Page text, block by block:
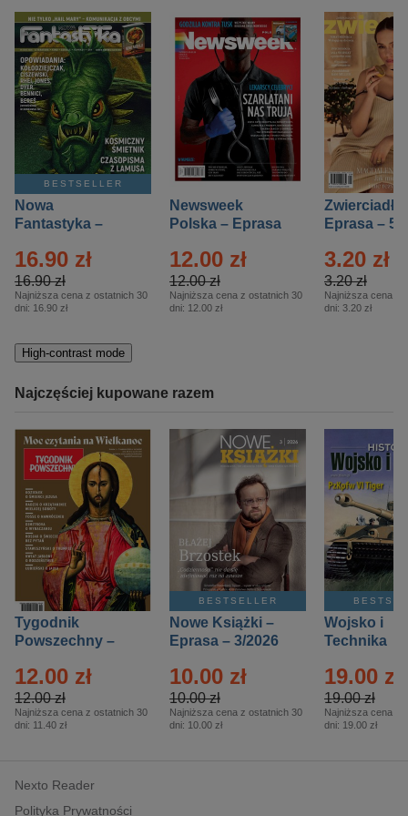
BESTSELLER
Nowa
Fantastyka –
16.90 zł
16.90 zł
Najniższa cena z ostatnich 30
dni: 16.90 zł
Newsweek
Polska – Eprasa
12.00 zł
12.00 zł
Najniższa cena z ostatnich 30
dni: 12.00 zł
Zwierciadło
Eprasa – 5/
3.20 zł
3.20 zł
Najniższa cena z
dni: 3.20 zł
High-contrast mode
Najczęściej kupowane razem
Tygodnik
Powszechny –
12.00 zł
12.00 zł
Najniższa cena z ostatnich 30
dni: 11.40 zł
BESTSELLER
Nowe Książki –
Eprasa – 3/2026
10.00 zł
10.00 zł
Najniższa cena z ostatnich 30
dni: 10.00 zł
Wojsko i
Technika
– 2/2026
19.00 zł
19.00 zł
Najniższa cena z
dni: 19.00 zł
Nexto Reader
Polityka Prywatności